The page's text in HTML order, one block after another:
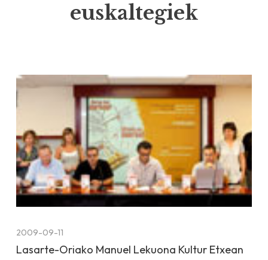
euskaltegiek
2009-09-11
Lasarte-Oriako Manuel Lekuona Kultur Etxean